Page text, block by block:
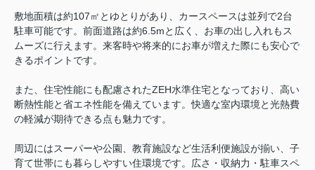
敷地面積は約107㎡とゆとりがあり、カースペースは並列で2台
駐車可能です。前面道路は約6.5mと広く、お車の出し入れもス
ムーズに行えます。来客時や将来的にお車が増えた際にも安心で
きるポイントです。
また、住宅性能にも配慮されたZEH水準住宅となっており、高い
断熱性能と省エネ性能を備えています。快適な室内環境と光熱費
の軽減が期待できる点も魅力です。
周辺にはスーパーや公園、教育施設など生活利便施設が揃い、子
育て世帯にも暮らしやすい住環境です。広さ・収納力・駐車スペ